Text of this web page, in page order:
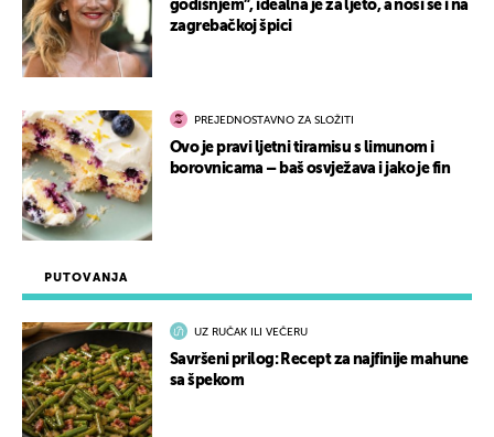
PUTOVANJA
UZ RUČAK ILI VEČERU
Savršeni prilog: Recept za najfinije mahune
sa špekom
godišnjem”, idealna je za ljeto, a nosi se i na
zagrebačkoj špici
PREJEDNOSTAVNO ZA SLOŽITI
Ovo je pravi ljetni tiramisu s limunom i
borovnicama – baš osvježava i jako je fin